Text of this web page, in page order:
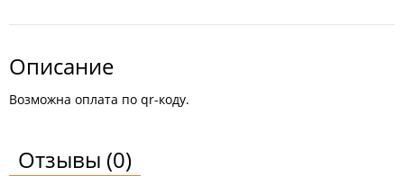
Описание
Возможна оплата по qr-коду.
Отзывы (0)